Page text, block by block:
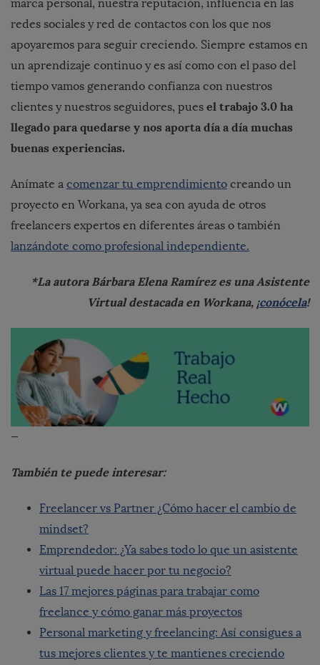
marca personal, nuestra reputación, influencia en las
redes sociales y red de contactos con los que nos
apoyaremos para seguir creciendo. Siempre estamos en
un aprendizaje continuo y es así como con el paso del
tiempo vamos generando confianza con nuestros
clientes y nuestros seguidores, pues el trabajo 3.0 ha
llegado para quedarse y nos aporta día a día muchas
buenas experiencias.
Anímate a comenzar tu emprendimiento creando un
proyecto en Workana, ya sea con ayuda de otros
freelancers expertos en diferentes áreas o también
lanzándote como profesional independiente.
*La autora Bárbara Elena Ramírez es una Asistente
Virtual destacada en Workana, ¡conócela!
—
También te puede interesar:
Freelancer vs Partner ¿Cómo hacer el cambio de
mindset?
Emprendedor: ¿Ya sabes todo lo que un asistente
virtual puede hacer por tu negocio?
Las 17 mejores páginas para trabajar como
freelance y cómo ganar más proyectos
Personal marketing y freelancing: Así consigues a
tus mejores clientes y te mantienes creciendo